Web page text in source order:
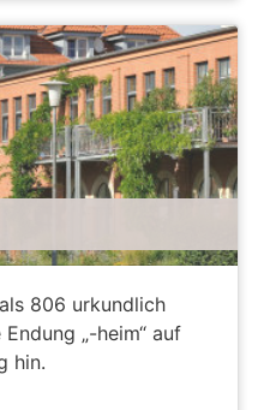
806 urkundlich
„-heim“ auf
hin.